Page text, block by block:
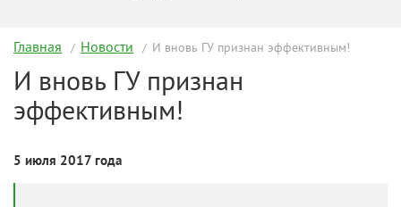
Главная Новости И вновь ГУ признан эффективным!
И вновь ГУ признан
эффективным!
5 июля 2017 года